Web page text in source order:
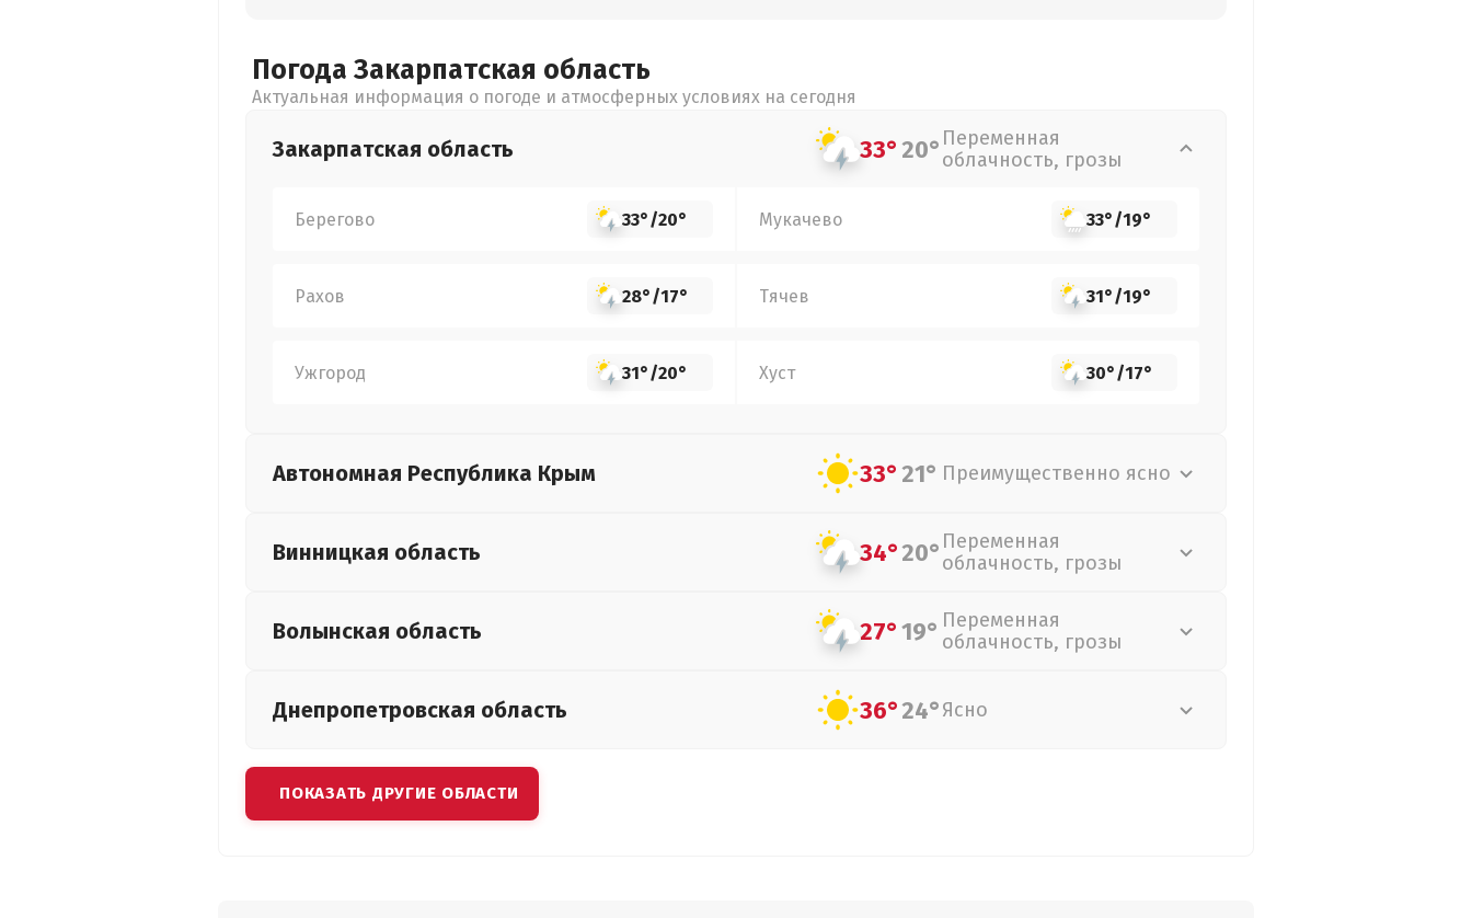
Погода Закарпатская область
Актуальная информация о погоде и атмосферных условиях на сегодня
Закарпатская область 33°20° Переменная
облачность, грозы
Берегово 33°/20° Мукачево 33°/19°
Рахов 28°/17° Тячев 31°/19°
Ужгород 31°/20° Хуст 30°/17°
Автономная Республика Крым 33°21° Преимущественно ясно
Винницкая область 34°20° Переменная
облачность, грозы
Волынская область 27°19° Переменная
облачность, грозы
Днепропетровская область 36°24°Ясно
ПОКАЗАТЬ ДРУГИЕ ОБЛАСТИ